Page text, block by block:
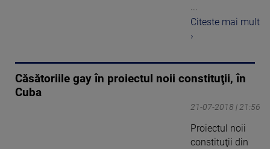
...
Citeste mai mult
›
Căsătoriile gay în proiectul noii constituţii, în
Cuba
21-07-2018 | 21:56
Proiectul noii
constituţii din